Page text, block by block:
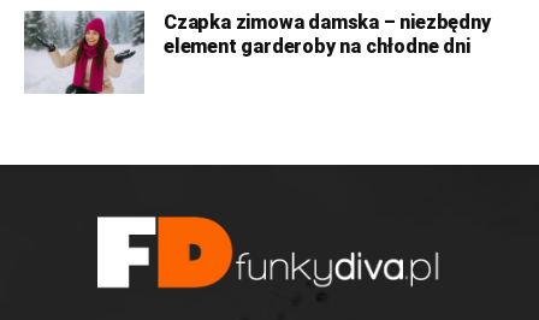
Czapka zimowa damska – niezbędny
element garderoby na chłodne dni